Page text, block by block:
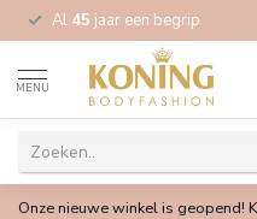
Al 45 jaar een begrip
MENU
Onze nieuwe winkel is geopend!